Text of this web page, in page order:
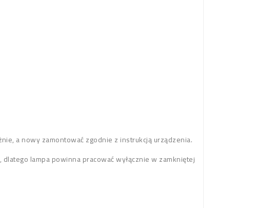
a nowy zamontować zgodnie z instrukcją urządzenia.
lampa powinna pracować wyłącznie w zamkniętej